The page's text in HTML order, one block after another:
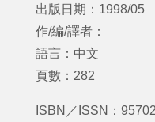
出版日期：1998/05
作/編/譯者：
語言：中文
頁數：282
ISBN／ISSN：